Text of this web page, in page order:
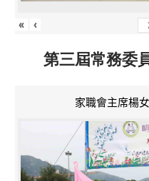
« ‹
第三屆常務
家職會主席楊